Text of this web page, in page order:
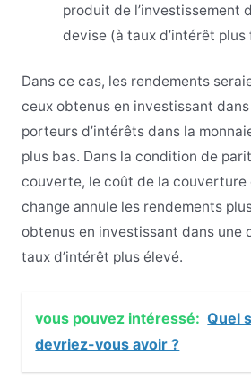
produit de l’investissement
devise (à taux d’intérêt plus
Dans ce cas, les rendements
ceux obtenus en investissant
porteurs d’intérêts dans la
plus bas. Dans la condition de
couverte, le coût de la couverture
change annule les rendements
obtenus en investissant dans une
taux d’intérêt plus élevé.
vous pouvez intéressé: Quel
devriez-vous avoir ?